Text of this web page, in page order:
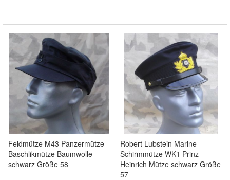
Feldmütze M43 Panzermütze
Baschlikmütze Baumwolle
schwarz Größe 58
Robert Lubstein Marine
Schirmmütze WK1 Prinz
Heinrich Mütze schwarz Größe
57